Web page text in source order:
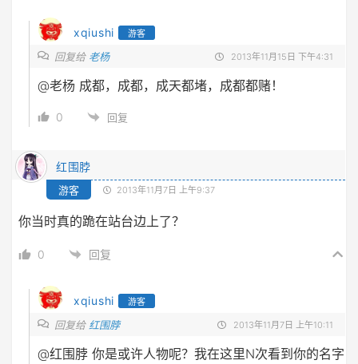
xqiushi 游客
回复给 老杨 2013年11月15日 下午4:31
@老杨 成都，成都，成天都堵，成都都赌！
0 回复
红围脖
游客 2013年11月7日 上午9:37
你当时真的跪在站台边上了？
0 回复
xqiushi 游客
回复给 红围脖 2013年11月7日 上午10:11
@红围脖 你是或许人物呢？我在这里N次看到你的名字